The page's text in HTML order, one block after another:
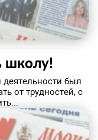
школу!
был
от трудностей, с